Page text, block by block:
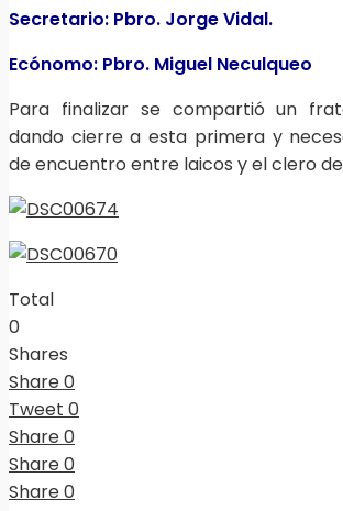
Secretario: Pbro. Jorge Vidal.
Ecónomo: Pbro. Miguel Neculqueo
Para finalizar se compartió un
dando cierre a esta primera y
de encuentro entre laicos y el clero
Total
0
Shares
Share0
Tweet 0
Share0
Share0
Share0